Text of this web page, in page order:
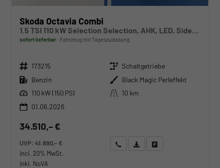
Skoda Octavia Combi
sofort lieferbar Fahrzeug mit Tageszulassung
Fahrzeugnr. 173215 Getriebe Schaltgetriebe
Kraftstoff Benzin Außenfarbe Black Magic Perleffekt
Leistung 110 kW (150 PS) Kilometerstand
10 km
01.06.2026
34.510,– €
UVP:41.890,– €
incl. 20% MwSt.
inkl. NoVA
Wir rufen Sie anAngebot drucken (PDF)